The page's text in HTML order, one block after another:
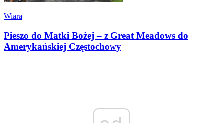
Wiara
Pieszo do Matki Bożej – z Great Meadows do
Amerykańskiej Częstochowy